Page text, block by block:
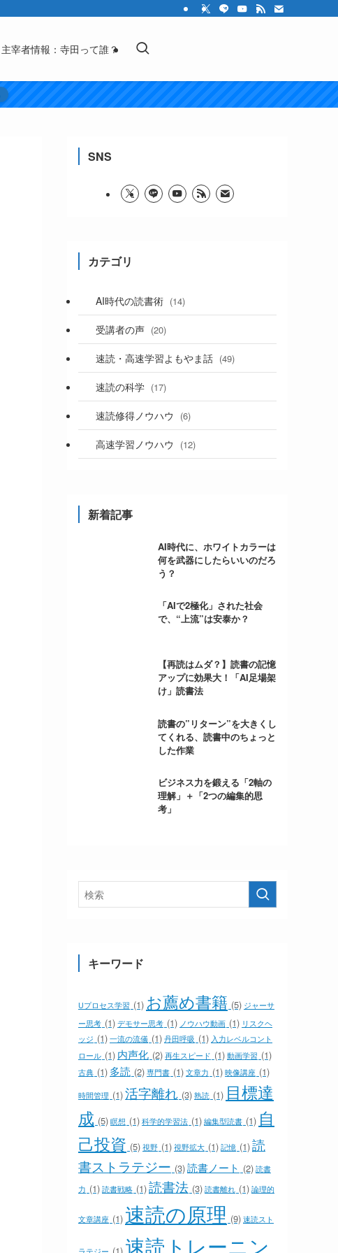
主宰者情報：寺田って誰？
SNS
カテゴリ
AI時代の読書術 (14)
受講者の声 (20)
速読・高速学習よもやま話 (49)
速読の科学 (17)
速読修得ノウハウ (6)
高速学習ノウハウ (12)
新着記事
AI時代に、ホワイトカラーは
何を武器にしたらいいのだろ
う？
「AIで2極化」された社会
で、“上流”は安泰か？
【再読はムダ？】読書の記憶
アップに効果大！「AI足場架
け」読書法
読書の”リターン”を大きくし
てくれる、読書中のちょっと
した作業
ビジネス力を鍛える「2軸の
理解」＋「2つの編集的思
考」
キーワード
Uプロセス学習 (1) お薦め書籍 (5) ジャーサ
ー思考 (1) デモサー思考 (1) ノウハウ動画 (1) リスクヘ
ッジ (1) 一流の流儀 (1) 丹田呼吸 (1) 入力レベルコント
ロール (1) 内声化 (2) 再生スピード (1) 動画学習 (1)
古典 (1) 多読 (2) 専門書 (1) 文章力 (1) 映像講座 (1)
時間管理 (1)活字離れ (3) 熟読 (1) 目標達
成 (5) 瞑想 (1) 科学的学習法 (1) 編集型読書 (1) 自
己投資 (5) 視野 (1) 視野拡大 (1) 記憶 (1)読
書ストラテジー (3)読書ノート (2) 読書
力 (1) 読書戦略 (1)読書法 (3) 読書離れ (1) 論理的
文章講座 (1) 速読の原理 (9) 速読スト
速読トレーニン